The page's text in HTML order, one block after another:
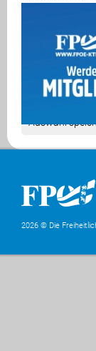
Komfort
Statistik
Auswahl
2026 © Die